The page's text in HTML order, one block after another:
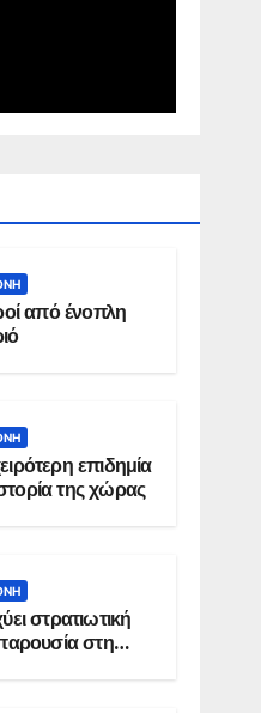
από ένοπλη
επιδημία
της χώρας
στρατιωτική
στη